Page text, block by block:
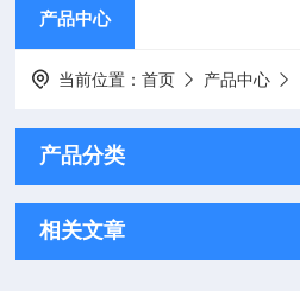
产品中心
当前位置：首页 产品中心
产品分类
相关文章